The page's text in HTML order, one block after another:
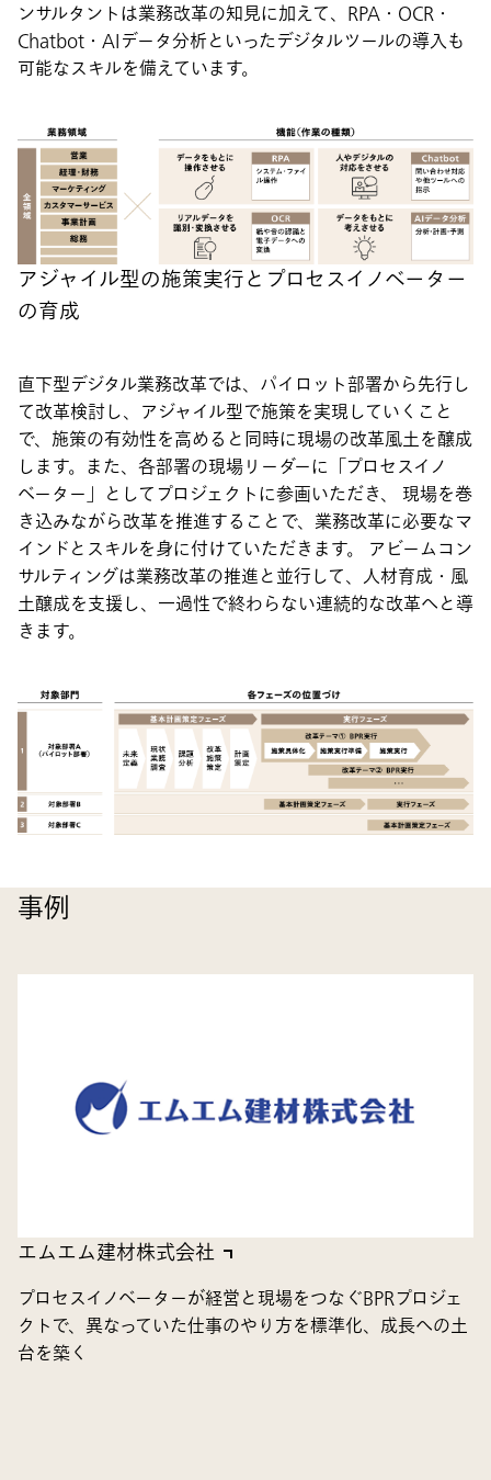
ンサルタントは業務改革の知見に加えて、RPA・OCR・
Chatbot・AIデータ分析といったデジタルツールの導入も
可能なスキルを備えています。
アジャイル型の施策実行とプロセスイノベーター
の育成
直下型デジタル業務改革では、パイロット部署から先行し
て改革検討し、アジャイル型で施策を実現していくこと
で、施策の有効性を高めると同時に現場の改革風土を醸成
します。また、各部署の現場リーダーに「プロセスイノ
ベーター」としてプロジェクトに参画いただき、 現場を巻
き込みながら改革を推進することで、業務改革に必要なマ
インドとスキルを身に付けていただきます。 アビームコン
サルティングは業務改革の推進と並行して、人材育成・風
土醸成を支援し、一過性で終わらない連続的な改革へと導
きます。
事例
エムエム建材株式会社
プロセスイノベーターが経営と現場をつなぐBPRプロジェ
クトで、異なっていた仕事のやり方を標準化、成長への土
台を築く